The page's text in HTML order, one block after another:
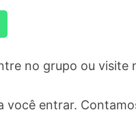
no grupo ou visite
você entrar.